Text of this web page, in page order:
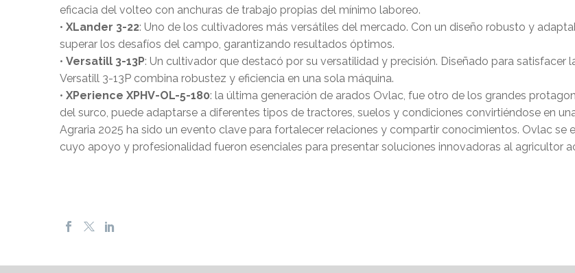
eficacia del volteo con anchuras de trabajo propias del mínimo laboreo.
• XLander 3-22: Uno de los cultivadores más versátiles del mercado. Con un diseño robusto y
superar los desafíos del campo, garantizando resultados óptimos.
• Versatill 3-13P: Un cultivador que destacó por su versatilidad y precisión. Diseñado para satisfacer
Versatill 3-13P combina robustez y eficiencia en una sola máquina.
• XPerience XPHV-OL-5-180: la última generación de arados Ovlac, fue otro de los grandes
del surco, puede adaptarse a diferentes tipos de tractores, suelos y condiciones convirtiéndose en
Agraria 2025 ha sido un evento clave para fortalecer relaciones y compartir conocimientos. Ovlac se
cuyo apoyo y profesionalidad fueron esenciales para presentar soluciones innovadoras al agricultor